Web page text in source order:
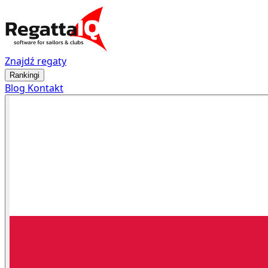
Znajdź regaty
Rankingi
Blog Kontakt